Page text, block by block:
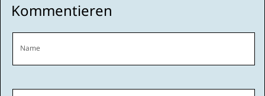
Kommentieren
Name